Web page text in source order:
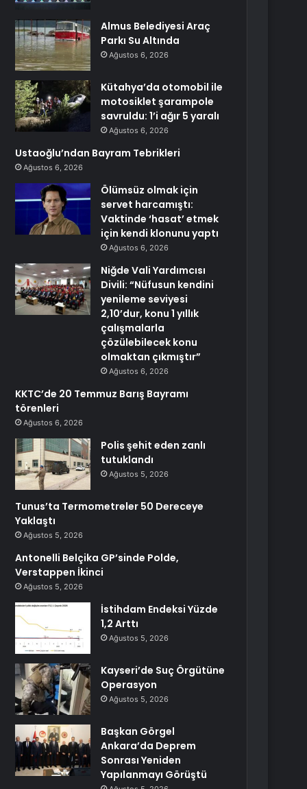
Almus Belediyesi Araç
Parkı Su Altında
Ağustos 6, 2026
Kütahya’da otomobil ile
motosiklet şarampole
savruldu: 1’i ağır 5 yaralı
Ağustos 6, 2026
Ustaoğlu’ndan Bayram Tebrikleri
Ağustos 6, 2026
Ölümsüz olmak için
servet harcamıştı:
Vaktinde ‘hasat’ etmek
için kendi klonunu yaptı
Ağustos 6, 2026
Niğde Vali Yardımcısı
Divili: “Nüfusun kendini
yenileme seviyesi
2,10’dur, konu 1 yıllık
çalışmalarla
çözülebilecek konu
olmaktan çıkmıştır”
Ağustos 6, 2026
KKTC’de 20 Temmuz Barış Bayramı
törenleri
Ağustos 6, 2026
Polis şehit eden zanlı
tutuklandı
Ağustos 5, 2026
Tunus’ta Termometreler 50 Dereceye
Yaklaştı
Ağustos 5, 2026
Antonelli Belçika GP’sinde Polde,
Verstappen İkinci
Ağustos 5, 2026
İstihdam Endeksi Yüzde
1,2 Arttı
Ağustos 5, 2026
Kayseri’de Suç Örgütüne
Operasyon
Ağustos 5, 2026
Başkan Görgel
Ankara’da Deprem
Sonrası Yeniden
Yapılanmayı Görüştü